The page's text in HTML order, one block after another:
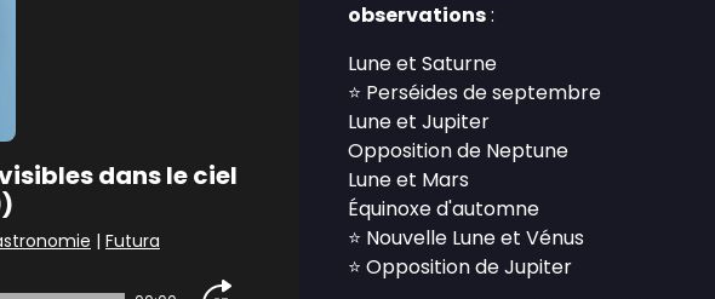
dans le ciel
| Futura
observations:
Lune et Saturne
⭐️ Perséides de septembre
Lune et Jupiter
Opposition de Neptune
Lune et Mars
Équinoxe d'automne
⭐️ Nouvelle Lune et Vénus
⭐️ Opposition de Jupiter